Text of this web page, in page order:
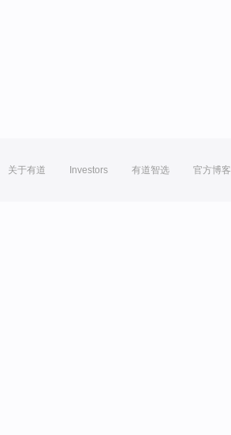
关于有道 Investors 有道智选 官方博客